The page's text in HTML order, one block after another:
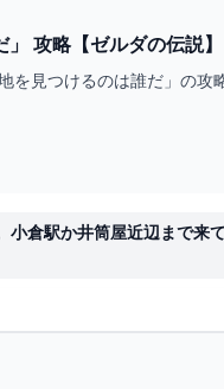
」 攻略【ゼルダの伝説
見つけるのは誰だ」の
倉駅か井筒屋近辺まで